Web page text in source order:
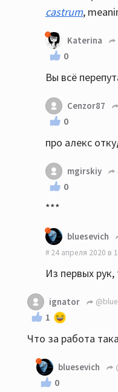
castrum,
Katerina
0
Вы всё
Cenzor87
0
про алекс
mgirskiy
0
***
bluesevich
24 апреля 2020 в
Из первых рук,
ignator
1
Что за работа
bluesevich
0